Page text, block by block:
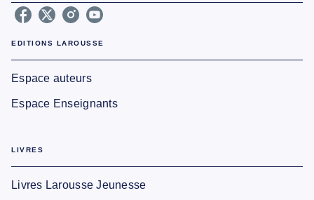
EDITIONS LAROUSSE
Espace auteurs
Espace Enseignants
LIVRES
Livres Larousse Jeunesse